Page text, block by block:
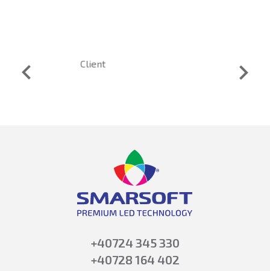
keyboard_arrow_left keyboard_arrow_right
+40724 345 330
+40728 164 402